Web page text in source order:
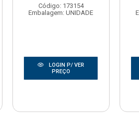
Código: 173154
Embalagem: UNIDADE
LOGIN P/ VER
PREÇO